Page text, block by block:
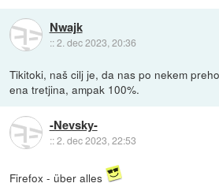
Nwajk
::2. dec 2023, 20:36
Tikitoki, naš cilj je, da nas po nekem
ena tretjina, ampak 100%.
-Nevsky-
::2. dec 2023, 22:53
Firefox - über alles